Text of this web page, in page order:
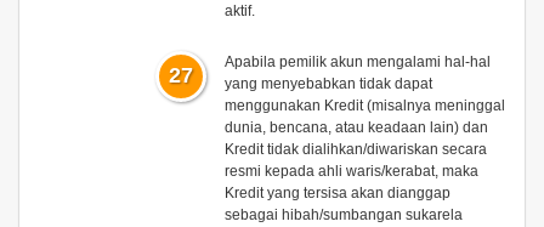
aktif.
27
Apabila pemilik akun mengalami hal-hal
yang menyebabkan tidak dapat
menggunakan Kredit (misalnya meninggal
dunia, bencana, atau keadaan lain) dan
Kredit tidak dialihkan/diwariskan secara
resmi kepada ahli waris/kerabat, maka
Kredit yang tersisa akan dianggap
sebagai hibah/sumbangan sukarela